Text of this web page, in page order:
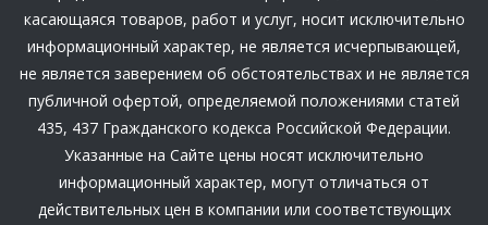
касающаяся товаров, работ и услуг, носит исключительно
информационный характер, не является исчерпывающей,
не является заверением об обстоятельствах и не является
публичной офертой, определяемой положениями статей
435, 437 Гражданского кодекса Российской Федерации.
Указанные на Сайте цены носят исключительно
информационный характер, могут отличаться от
действительных цен в компании или соответствующих